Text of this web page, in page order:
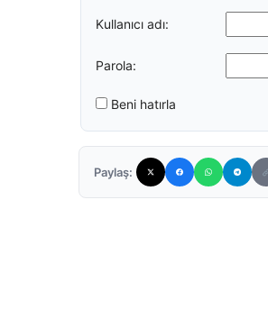
Kullanıcı adı:
Parola:
Beni hatırla
Paylaş: